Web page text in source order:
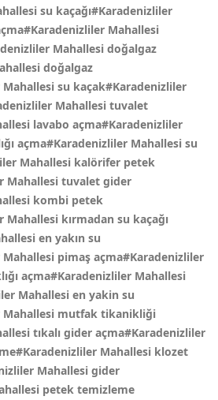
su kaçağı#Karadenizliler
Mahallesi
Mahallesi doğalgaz
doğalgaz
Mahallesi su kaçak#Karadenizliler
Mahallesi tuvalet
lavabo açma#Karadenizliler
açma#Karadenizliler Mahallesi su
Mahallesi kalörifer petek
Mahallesi tuvalet gider
kombi petek
kırmadan su kaçağı
en yakın su
Mahallesi pimaş açma#Karadenizliler
açma#Karadenizliler Mahallesi
Mahallesi en yakin su
Mahallesi mutfak tikanikliği
tıkalı gider açma#Karadenizliler
Mahallesi klozet
Mahallesi gider
petek temizleme